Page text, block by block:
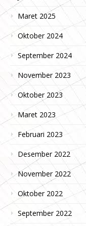
Maret 2025
Oktober 2024
September 2024
November 2023
Oktober 2023
Maret 2023
Februari 2023
Desember 2022
November 2022
Oktober 2022
September 2022